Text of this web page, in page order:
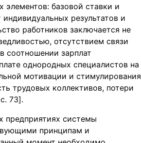
элементов: базовой ставки и
результатов и
работников заключается не
отсутствием связи
соотношении зарплат
однородных специалистов на
мотивации и стимулирования
трудовых коллективов, потери
73].
предприятиях системы
принципам и